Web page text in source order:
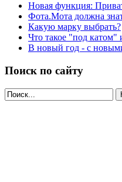
Новая функция:
Фота.Мота должна
Какую марку выбрать?
Что такое "под катом"
В новый год - с
Поиск по сайту